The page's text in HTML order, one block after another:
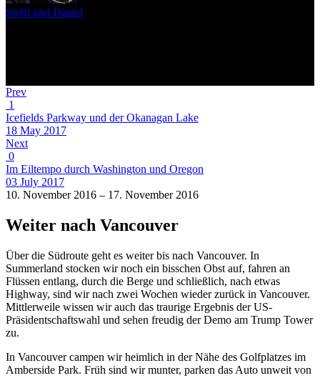
Steffi und Daniel
Prev
1
Icefields Parkway und der Okanagan Lake
18 May 2017
Next
0
Im Eiltempo durch Washington und Oregon
03 July 2017
10. November 2016 – 17. November 2016
Weiter nach Vancouver
Über die Südroute geht es weiter bis nach Vancouver. In
Summerland stocken wir noch ein bisschen Obst auf, fahren an
Flüssen entlang, durch die Berge und schließlich, nach etwas
Highway, sind wir nach zwei Wochen wieder zurück in Vancouver.
Mittlerweile wissen wir auch das traurige Ergebnis der US-
Präsidentschaftswahl und sehen freudig der Demo am Trump Tower
zu.
In Vancouver campen wir heimlich in der Nähe des Golfplatzes im
Amberside Park. Früh sind wir munter, parken das Auto unweit von